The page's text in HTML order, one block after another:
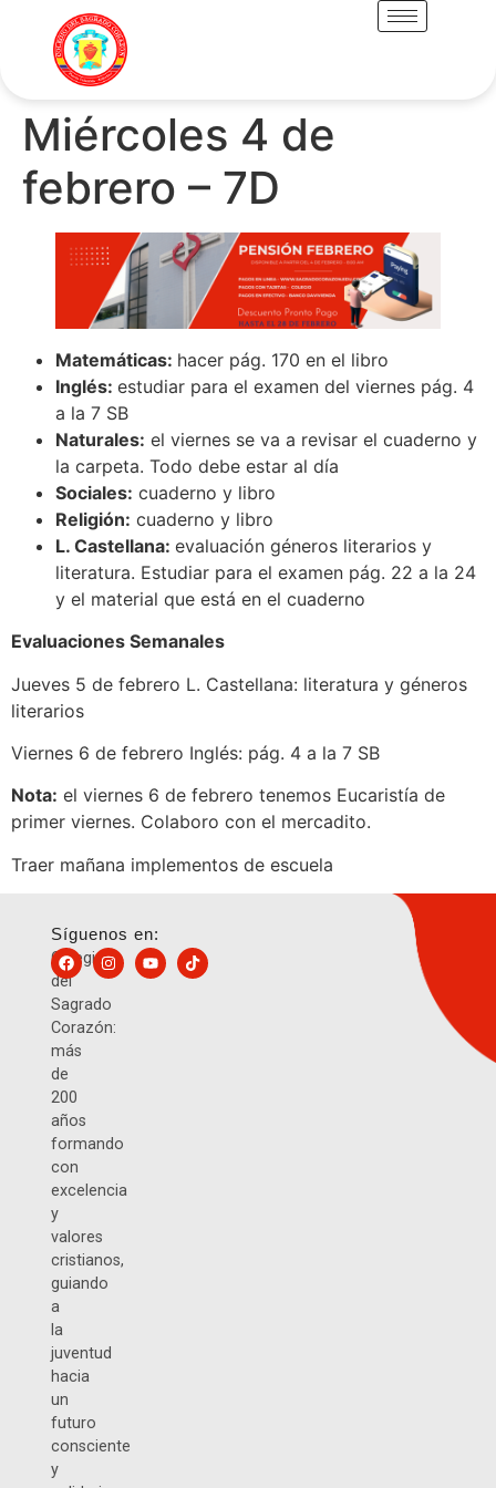
Miércoles 4 de
febrero – 7D
Matemáticas: hacer pág. 170 en el libro
Inglés: estudiar para el examen del viernes pág. 4
a la 7 SB
Naturales: el viernes se va a revisar el cuaderno y
la carpeta. Todo debe estar al día
Sociales: cuaderno y libro
Religión: cuaderno y libro
L. Castellana: evaluación géneros literarios y
literatura. Estudiar para el examen pág. 22 a la 24
y el material que está en el cuaderno
Evaluaciones Semanales
Jueves 5 de febrero L. Castellana: literatura y géneros
literarios
Viernes 6 de febrero Inglés: pág. 4 a la 7 SB
Nota: el viernes 6 de febrero tenemos Eucaristía de
primer viernes. Colaboro con el mercadito.
Traer mañana implementos de escuela
Colegio
del
Sagrado
Corazón:
más
de
200
años
formando
con
excelencia
y
valores
cristianos,
guiando
a
la
juventud
hacia
un
futuro
consciente
y
Síguenos en: